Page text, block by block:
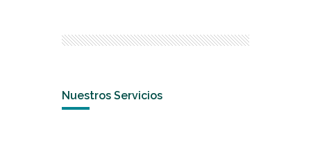
Nuestros Servicios